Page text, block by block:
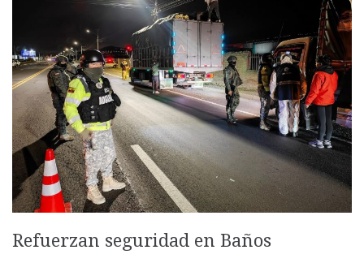
Refuerzan seguridad en Baños